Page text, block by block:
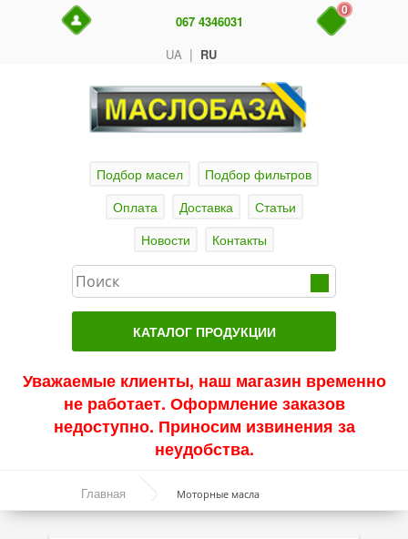
UA | RU
067 4346031
0
Подбор масел
Подбор фильтров
Оплата
Доставка
Статьи
Новости
Контакты
КАТАЛОГ ПРОДУКЦИИ
Актуальные продукты
Акции
Синтетические масла
Уважаемые клиенты, наш магазин временно
не работает. Оформление заказов
недоступно. Приносим извинения за
неудобства.
Главная Моторные масла